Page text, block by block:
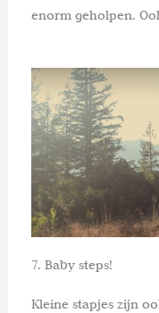
enorm geholpen.
7. Baby steps!
Kleine stapjes zijn